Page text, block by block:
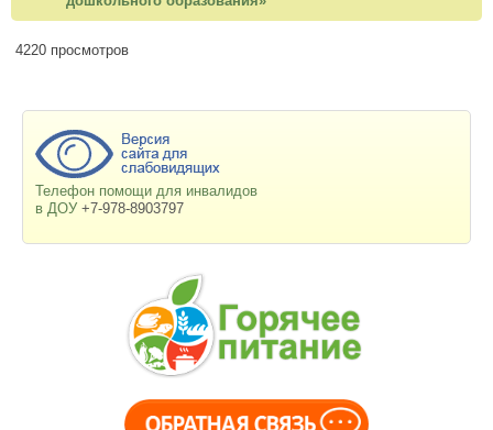
4220 просмотров
Телефон помощи для инвалидов
в ДОУ +7-978-8903797